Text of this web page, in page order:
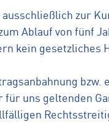
ausschließlich zur
Ablauf von fünf
kein gesetzliches
für uns geltenden